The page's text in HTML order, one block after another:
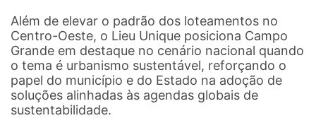
Além de elevar o padrão dos loteamentos no
Centro-Oeste, o Lieu Unique posiciona Campo
Grande em destaque no cenário nacional quando
o tema é urbanismo sustentável, reforçando o
papel do município e do Estado na adoção de
soluções alinhadas às agendas globais de
sustentabilidade.